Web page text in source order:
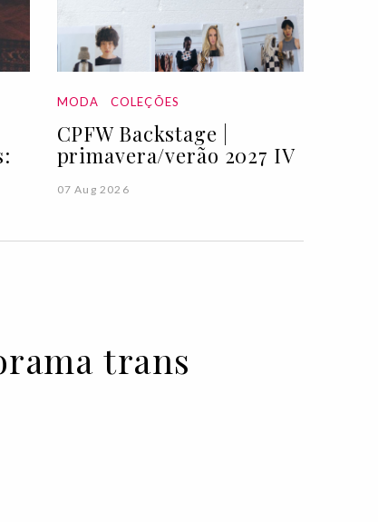
MODA COLEÇÕES
CPFW Backstage |
primavera/verão 2027 IV
07 Aug 2026
trans